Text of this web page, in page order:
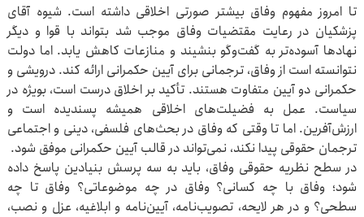
تا امروز مفهوم وفاق بیشتر صورتی اخلاقی داشته است. شیوه آقای
پزشکیان در رعایت مقتضیات وفاق موجب شد بتواند با قوا و دیگر
نهادها آسوده‌تر به گفت‌وگو بنشیند و منازعات کاهش یابد. اما دولت
نتوانسته است از وفاق، ترجمانی برای آیین حکمرانی ارائه کند. درویشی و
حکمرانی دو آیین متفاوت هستند. تأکید بر اخلاق درست است، بویژه در
سیاست. عمل به فضیلت‌های اخلاقی همیشه پسندیده است و
ارزش‌آفرین. اما تا وقتی که وفاق در بحث‌های فلسفی، دینی و اجتماعی
ترجمان حقوقی پیدا نکند، نمی‌تواند در قالب آیین حکمرانی موفق شود.
در سطح نظریه حقوقی وفاق، باید به سه پرسش بنیادین پاسخ داده
شود؛ وفاق با چه کسانی؟ وفاق در چه موضوعاتی؟ وفاق تا چه
سطحی؟ و در هر لایحه، تصویب‌نامه، آیین‌نامه و ابلاغیه، عزل و نصب،